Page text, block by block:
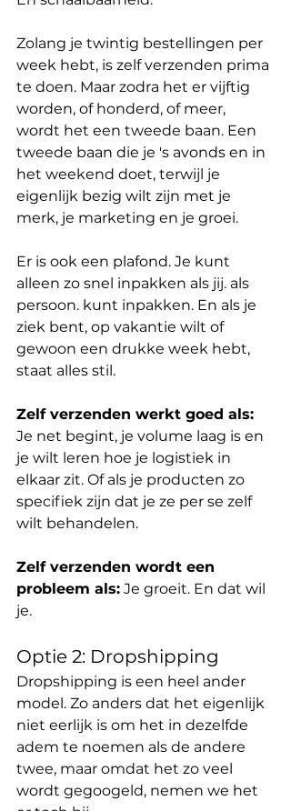
Zolang je twintig bestellingen per
week hebt, is zelf verzenden prima
te doen. Maar zodra het er vijftig
worden, of honderd, of meer,
wordt het een tweede baan. Een
tweede baan die je 's avonds en in
het weekend doet, terwijl je
eigenlijk bezig wilt zijn met je
merk, je marketing en je groei.
Er is ook een plafond. Je kunt
alleen zo snel inpakken als jij. als
persoon. kunt inpakken. En als je
ziek bent, op vakantie wilt of
gewoon een drukke week hebt,
staat alles stil.
Zelf verzenden werkt goed als:
Je net begint, je volume laag is en
je wilt leren hoe je logistiek in
elkaar zit. Of als je producten zo
specifiek zijn dat je ze per se zelf
wilt behandelen.
Zelf verzenden wordt een
probleem als: Je groeit. En dat wil
je.
Optie 2: Dropshipping
Dropshipping is een heel ander
model. Zo anders dat het eigenlijk
niet eerlijk is om het in dezelfde
adem te noemen als de andere
twee, maar omdat het zo veel
wordt gegoogeld, nemen we het